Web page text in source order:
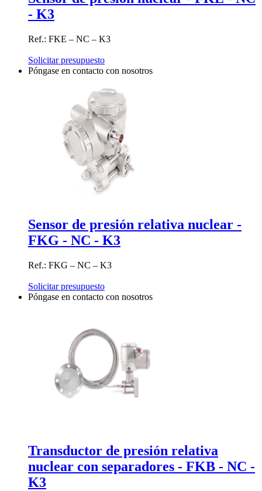
- K3
Ref.: FKE – NC – K3
Solicitar presupuesto
Póngase en contacto con nosotros
Sensor de presión relativa nuclear -
FKG - NC - K3
Ref.: FKG – NC – K3
Solicitar presupuesto
Póngase en contacto con nosotros
Transductor de presión relativa
nuclear con separadores - FKB - NC -
K3